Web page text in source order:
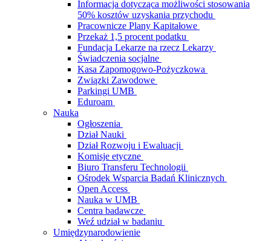
Informacja dotycząca możliwości stosowania
50% kosztów uzyskania przychodu
Pracownicze Plany Kapitałowe
Przekaż 1,5 procent podatku
Fundacja Lekarze na rzecz Lekarzy
Świadczenia socjalne
Kasa Zapomogowo-Pożyczkowa
Związki Zawodowe
Parkingi UMB
Eduroam
Nauka
Ogłoszenia
Dział Nauki
Dział Rozwoju i Ewaluacji
Komisje etyczne
Biuro Transferu Technologii
Ośrodek Wsparcia Badań Klinicznych
Open Access
Nauka w UMB
Centra badawcze
Weź udział w badaniu
Umiędzynarodowienie